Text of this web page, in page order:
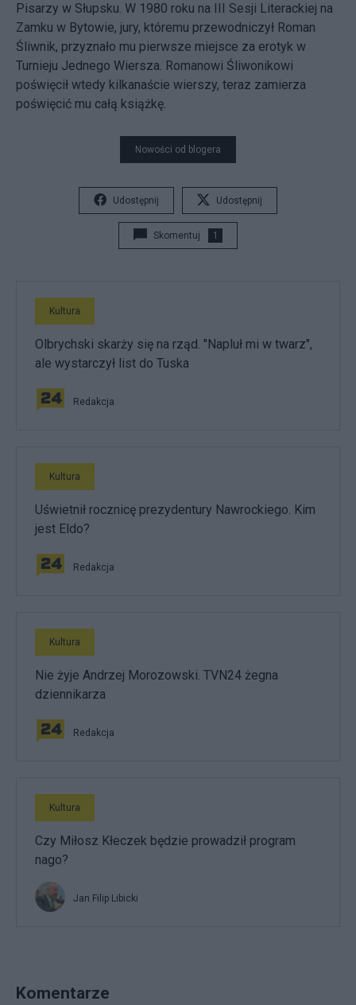
Pisarzy w Słupsku. W 1980 roku na III Sesji Literackiej na
Zamku w Bytowie, jury, któremu przewodniczył Roman
Śliwnik, przyznało mu pierwsze miejsce za erotyk w
Turnieju Jednego Wiersza. Romanowi Śliwonikowi
poświęcił wtedy kilkanaście wierszy, teraz zamierza
poświęcić mu całą książkę.
Nowości od blogera
Udostępnij Udostępnij
Skomentuj 1
Kultura
Olbrychski skarży się na rząd. "Napluł mi w twarz",
ale wystarczył list do Tuska
Redakcja
Kultura
Uświetnił rocznicę prezydentury Nawrockiego. Kim
jest Eldo?
Redakcja
Kultura
Nie żyje Andrzej Morozowski. TVN24 żegna
dziennikarza
Redakcja
Kultura
Czy Miłosz Kłeczek będzie prowadził program
nago?
Jan Filip Libicki
Komentarze